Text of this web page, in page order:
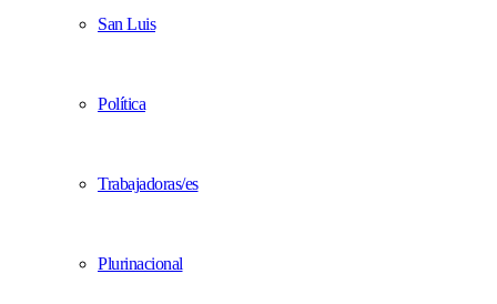
San Luis
Política
Trabajadoras/es
Plurinacional